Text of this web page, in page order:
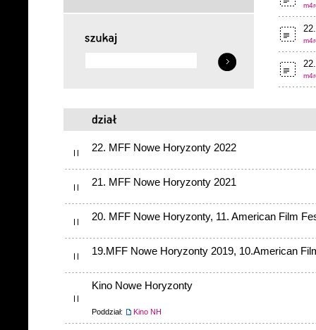
22. MFF Nowe Horyzonty 2022
21. MFF Nowe Horyzonty 2021
20. MFF Nowe Horyzonty, 11. American Film
19.MFF Nowe Horyzonty 2019, 10.American
Kino Nowe Horyzonty
Poddział: Kino NH